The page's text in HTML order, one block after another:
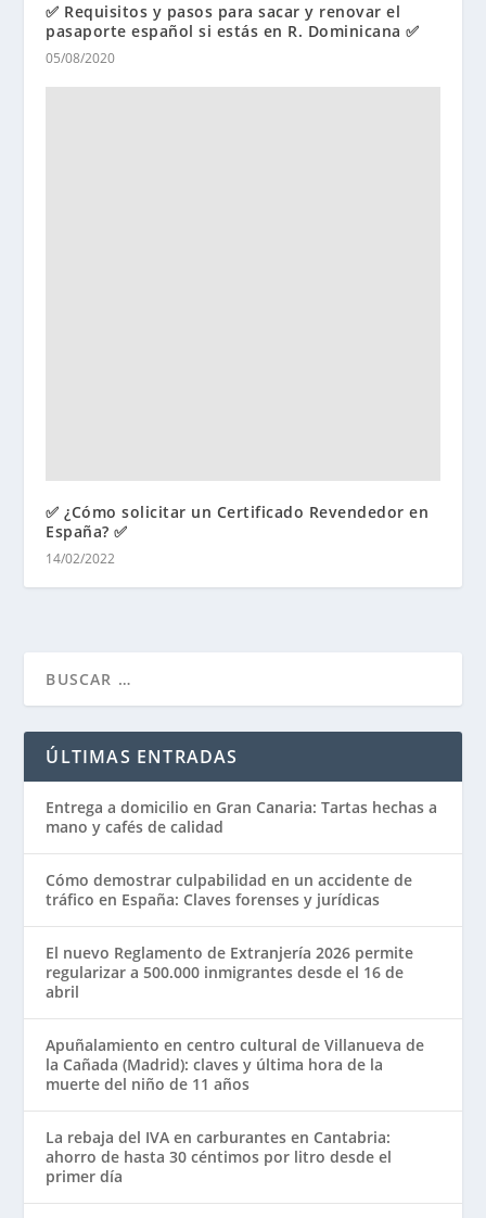
✅ Requisitos y pasos para sacar y renovar el
pasaporte español si estás en R. Dominicana ✅
05/08/2020
✅ ¿Cómo solicitar un Certificado Revendedor en
España? ✅
14/02/2022
ÚLTIMAS ENTRADAS
Entrega a domicilio en Gran Canaria: Tartas hechas a
mano y cafés de calidad
Cómo demostrar culpabilidad en un accidente de
tráfico en España: Claves forenses y jurídicas
El nuevo Reglamento de Extranjería 2026 permite
regularizar a 500.000 inmigrantes desde el 16 de
abril
Apuñalamiento en centro cultural de Villanueva de
la Cañada (Madrid): claves y última hora de la
muerte del niño de 11 años
La rebaja del IVA en carburantes en Cantabria:
ahorro de hasta 30 céntimos por litro desde el
primer día